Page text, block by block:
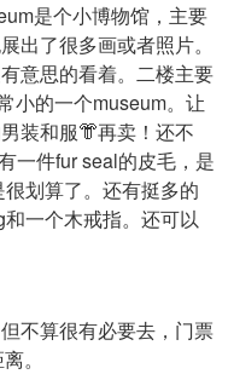
是个小博物馆，主要
出了很多画或者照片。
意思的看着。二楼主要
小的一个museum。让
装和服👘再卖！还不
一件fur seal的皮毛，是
划算了。还有挺多的
一个木戒指。还可以
不算很有必要去，门票
。